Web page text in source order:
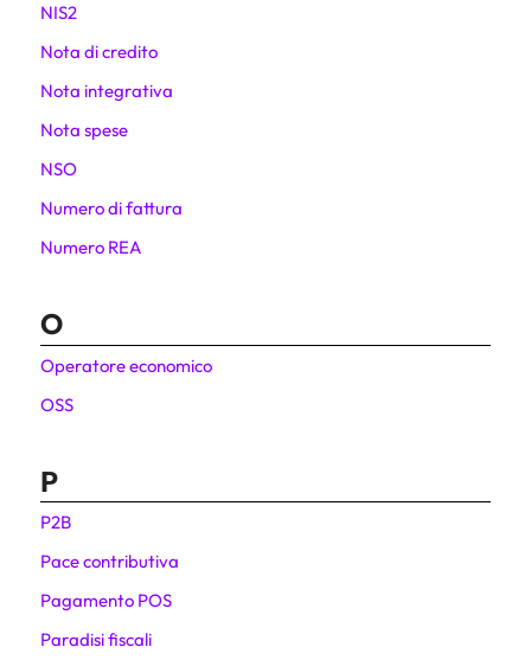
NIS2
Nota di credito
Nota integrativa
Nota spese
NSO
Numero di fattura
Numero REA
O
Operatore economico
OSS
P
P2B
Pace contributiva
Pagamento POS
Paradisi fiscali